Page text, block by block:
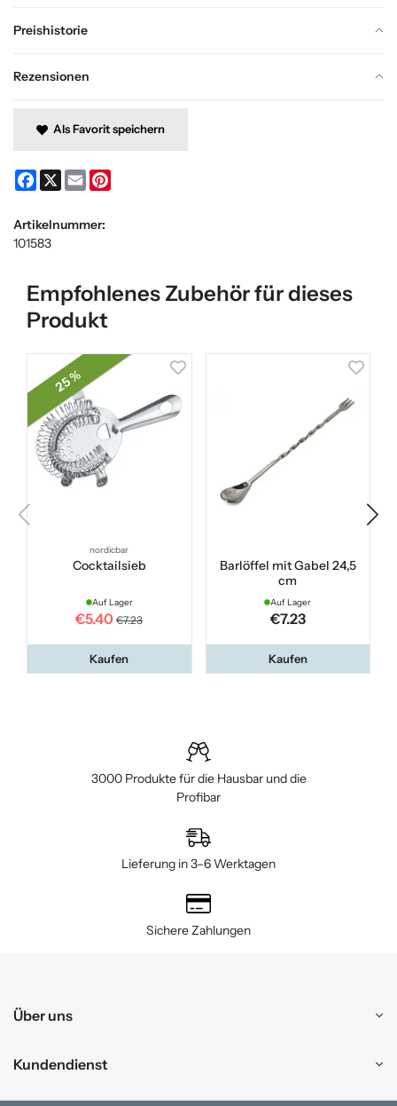
Preishistorie
Rezensionen
Als Favorit speichern
Facebook
X Email
Artikelnummer:
101583
Empfohlenes Zubehör für dieses
Produkt
25 %
nordicbar
Cocktailsieb
Auf Lager
€5.40 €7.23
Kaufen
Barlöffel mit Gabel 24,5
cm
Auf Lager
€7.23
Kaufen
3000 Produkte für die Hausbar und die
Profibar
Lieferung in 3–6 Werktagen
Sichere Zahlungen
Über uns
Kundendienst